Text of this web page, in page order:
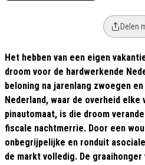
Delen
Het hebben van een eigen
droom voor de hardwerkende
beloning na jarenlang zwoegen
Nederland, waar de overheid
pinautomaat, is die droom
fiscale nachtmerrie. Door een
onbegrijpelijke en ronduit
de markt volledig. De graaihonger